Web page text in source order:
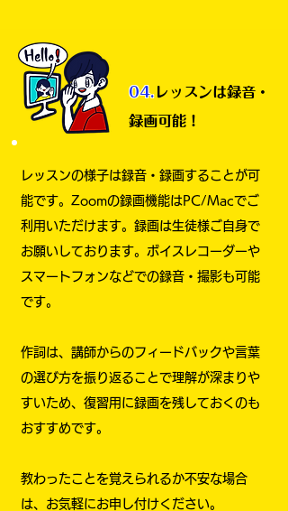
04. レッスンは録音・
録画可能！
レッスンの様子は録音・録画することが可
能です。Zoomの録画機能はPC/Macでご
利用いただけます。録画は生徒様ご自身で
お願いしております。ボイスレコーダーや
スマートフォンなどでの録音・撮影も可能
です。
作詞は、講師からのフィードバックや言葉
の選び方を振り返ることで理解が深まりや
すいため、復習用に録画を残しておくのも
おすすめです。
教わったことを覚えられるか不安な場合
は、お気軽にお申し付けください。